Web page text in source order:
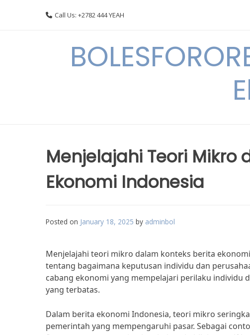
Call Us: +2782 444 YEAH
Menjelajahi Teori Mikro
Ekonomi Indonesia
Posted on January 18, 2025 by adminbol
Menjelajahi teori mikro dalam konteks berita
tentang bagaimana keputusan individu dan
cabang ekonomi yang mempelajari perilaku individu
yang terbatas.
Dalam berita ekonomi Indonesia, teori mikro
pemerintah yang mempengaruhi pasar. Sebagai